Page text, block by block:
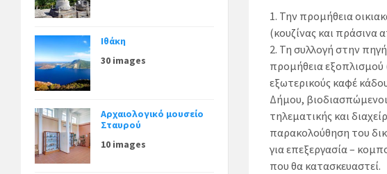
1. Την προμήθεια
(κουζίνας και πράσινα
2. Τη συλλογή στην
προμήθεια
εξωτερικούς καφέ
Δήμου,
τηλεματικής και
παρακολούθηση του
για επεξεργασία –
που θα κατασκευαστεί.
Ιθάκη
30 images
Αρχαιολογικό μουσείο
Σταυρού
10 images